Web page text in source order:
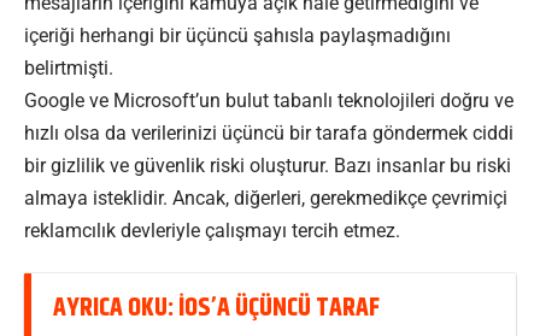
içeriği herhangi bir üçüncü şahısla paylaşmadığını
belirtmişti.
Google ve Microsoft’un bulut tabanlı teknolojileri doğru ve
hızlı olsa da verilerinizi üçüncü bir tarafa göndermek ciddi
bir gizlilik ve güvenlik riski oluşturur. Bazı insanlar bu riski
almaya isteklidir. Ancak, diğerleri, gerekmedikçe çevrimiçi
reklamcılık devleriyle çalışmayı tercih etmez.
AYRICA OKU:IOS’A ÜÇÜNCÜ TARAF